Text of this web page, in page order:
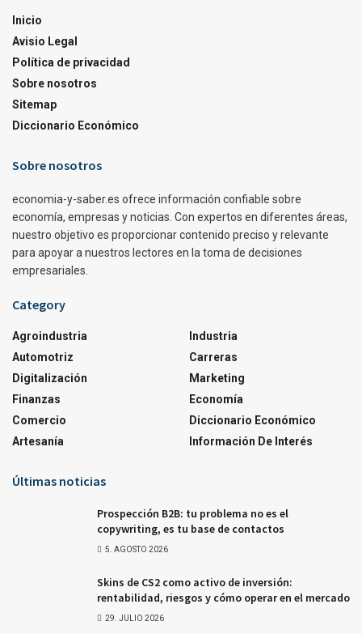
Inicio
Avisio Legal
Política de privacidad
Sobre nosotros
Sitemap
Diccionario Económico
Sobre nosotros
economia-y-saber.es ofrece información confiable sobre
economía, empresas y noticias. Con expertos en diferentes áreas,
nuestro objetivo es proporcionar contenido preciso y relevante
para apoyar a nuestros lectores en la toma de decisiones
empresariales.
Category
Agroindustria
Automotriz
Digitalización
Finanzas
Comercio
Artesanía
Industria
Carreras
Marketing
Economía
Diccionario Económico
Información De Interés
Últimas noticias
Prospección B2B: tu problema no es el
copywriting, es tu base de contactos
5. AGOSTO 2026
Skins de CS2 como activo de inversión:
rentabilidad, riesgos y cómo operar en el mercado
29. JULIO 2026